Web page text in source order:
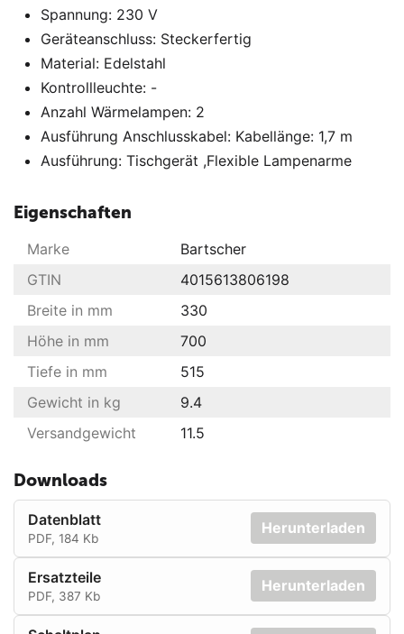
Spannung: 230 V
Geräteanschluss: Steckerfertig
Material: Edelstahl
Kontrollleuchte: -
Anzahl Wärmelampen: 2
Ausführung Anschlusskabel: Kabellänge: 1,7 m
Ausführung: Tischgerät ,Flexible Lampenarme
Eigenschaften
Marke
Bartscher
GTIN
4015613806198
Breite in mm
330
Höhe in mm
700
Tiefe in mm
515
Gewicht in kg
9.4
Versandgewicht
11.5
Downloads
Datenblatt
PDF, 184 Kb
Herunterladen
Ersatzteile
PDF, 387 Kb
Herunterladen